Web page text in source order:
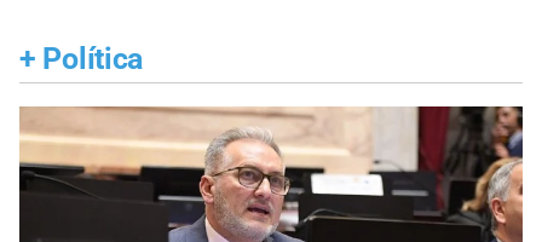
+ Política